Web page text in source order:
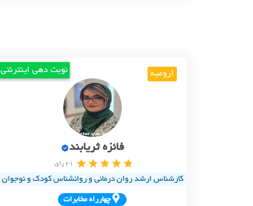
ارومیه نوبت دهی اینترنتی
فائزه ثریابند
21 رای
کارشناس ارشد روان درمانی و روانشناس کودک و نوجوان
چهارراه مخابرات